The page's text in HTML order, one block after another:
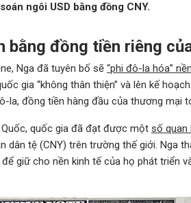
ngôi USD bằng đồng CNY.
bằng đồng tiền riêng
Nga đã tuyên bố sẽ “phi đô-la hóa”
gia “không thân thiện” và lên kế
la, đồng tiền hàng đầu của thương mại
quốc gia đã đạt được một số quan
dân tệ (CNY) trên trường thế giới. Nga
giữ cho nền kinh tế của họ phát triển